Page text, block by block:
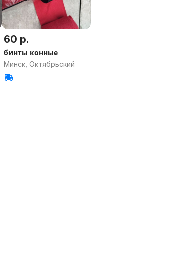
60 р.
бинты конные
Минск, Октябрьский